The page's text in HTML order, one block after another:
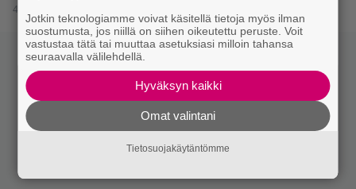
4.7.2022 22:15
Jotkin teknologiamme voivat käsitellä tietoja myös ilman
suostumusta, jos niillä on siihen oikeutettu peruste. Voit
vastustaa tätä tai muuttaa asetuksiasi milloin tahansa
seuraavalla välilehdellä.
Hyväksyn kaikki
Omat valintani
Tietosuojakäytäntömme